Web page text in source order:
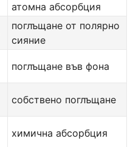
атомна абсорбция
поглъщане от полярно
сияние
поглъщане във фона
собствено поглъщане
химична абсорбция